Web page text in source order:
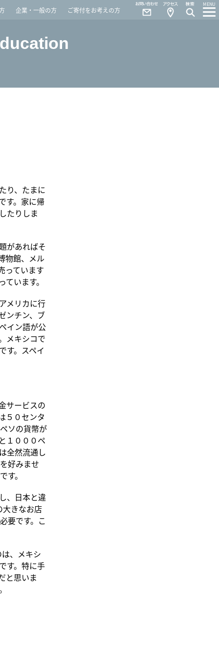
企業・一般の方 ご寄付をお考えの方
MENU
Access
Contact
り、たまに
す。家に帰
たりしま
があればそ
物館、メル
っています
います。
メリカに行
ンチン、ブ
イン語が公
メキシコで
す。スペイ
サービスの
５０センタ
ソの貨幣が
１０００ペ
全然流通し
好みませ
す。
、日本と違
きなお店
要です。こ
、メキシ
す。特に手
と思いま